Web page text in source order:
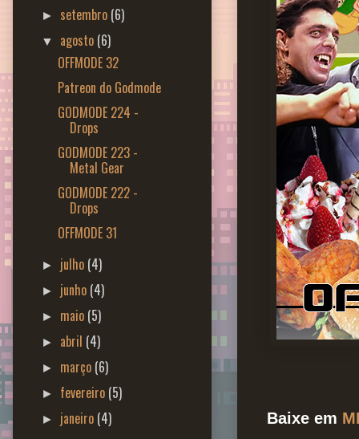
Baixe em
► setembro (6)
▼ agosto (6)
OFFMODE 32
Patreon do Godmode
GODMODE 224 -
Drops
GODMODE 223 -
Metal Gear
GODMODE 222 -
Drops
OFFMODE 31
► julho (4)
► junho (4)
► maio (5)
► abril (4)
► março (6)
► fevereiro (5)
► janeiro (4)